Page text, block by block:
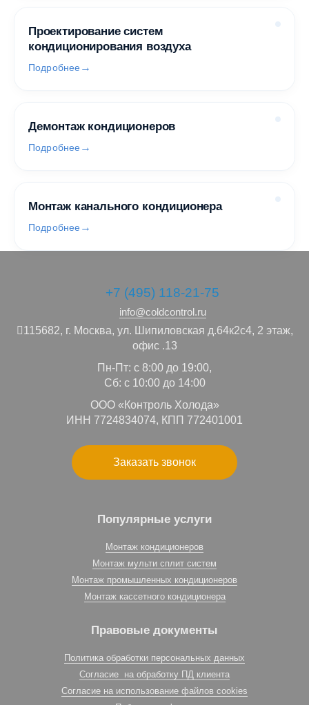
Проектирование систем
кондиционирования воздуха
Подробнее
Демонтаж кондиционеров
Подробнее
Монтаж канального кондиционера
Подробнее
+7 (495) 118-21-75
info@coldcontrol.ru
115682, г. Москва, ул. Шипиловская д.64к2с4, 2 этаж,
офис .13
Пн-Пт: с 8:00 до 19:00,
Сб: с 10:00 до 14:00
ООО «Контроль Холода»
ИНН 7724834074, КПП 772401001
Заказать звонок
Популярные услуги
Монтаж кондиционеров
Монтаж мульти сплит систем
Монтаж промышленных кондиционеров
Монтаж кассетного кондиционера
Правовые документы
Политика обработки персональных данных
Согласие на обработку ПД клиента
Согласие на использование файлов cookies